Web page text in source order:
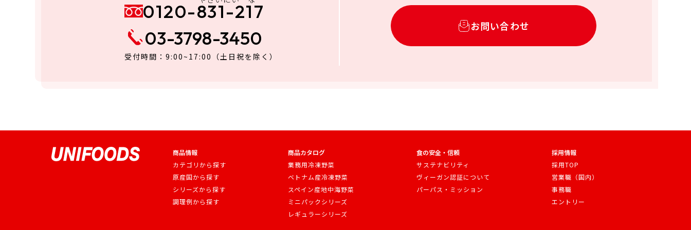
0120-831-217
03-3798-3450
受付時間：9:00~17:00 （土日祝を除く）
お問い合わせ
商品情報
カテゴリから探す
原産国から探す
シリーズから探す
調理例から探す
商品カタログ
業務用冷凍野菜
ベトナム産冷凍野菜
スペイン産地中海野菜
ミニパックシリーズ
レギュラーシリーズ
食の安全・信頼
サステナビリティ
ヴィーガン認証について
パーパス・ミッション
採用情報
採用TOP
営業職（国内）
事務職
エントリー